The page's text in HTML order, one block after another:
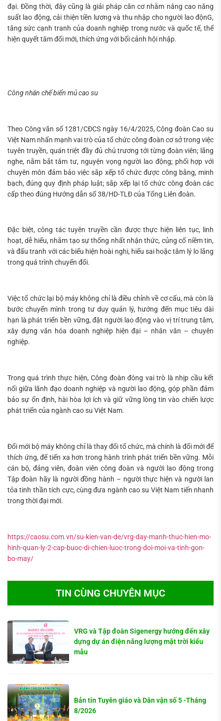
đại. Đồng thời, đây cũng là giải pháp căn cơ nhằm nâng cao năng
suất lao động, cải thiện tiền lương và thu nhập cho người lao độnG,
tăng sức cạnh tranh của doanh nghiệp trong nước và quốc tế, thể
hiện quyết tâm đổi mới, thích ứng với bối cảnh hội nhập.
Công nhân chế biến mủ cao su
Theo Công văn số 1281/CĐCS ngày 16/4/2025, Công đoàn Cao su
Việt Nam nhấn mạnh vai trò của tổ chức công đoàn cơ sở trong việc
tuyên truyền, quán triệt đầy đủ chủ trương tới từng đoàn viên; lắng
nghe, nắm bắt tâm tư, nguyện vọng người lao động; phối hợp với
chuyên môn đảm bảo việc sắp xếp tổ chức được công bằng, minh
bạch, đúng quy định pháp luật; sắp xếp lại tổ chức công đoàn các
cấp theo đúng Hướng dẫn số 38/HD-TLĐ của Tổng Liên đoàn.
Đặc biệt, công tác tuyên truyền cần được thực hiện liên tục, linh
hoạt, dễ hiểu, nhằm tạo sự thống nhất nhận thức, củng cố niềm tin,
và đấu tranh với các biểu hiện hoài nghi, hiểu sai hoặc tâm lý lo lắng
trong quá trình chuyển đổi.
Việc tổ chức lại bộ máy không chỉ là điều chỉnh về cơ cấu, mà còn là
bước chuyển mình trong tư duy quản lý, hướng đến mục tiêu dài
hạn là phát triển bền vững, đặt người lao động vào vị trí trung tâm,
xây dựng văn hóa doanh nghiệp hiện đại – nhân văn – chuyên
nghiệp.
Trong quá trình thực hiện, Công đoàn đóng vai trò là nhịp cầu kết
nối giữa lãnh đạo doanh nghiệp và người lao động, góp phần đảm
bảo sự ổn định, hài hòa lợi ích và giữ vững lòng tin vào chiến lược
phát triển của ngành cao su Việt Nam.
Đổi mới bộ máy không chỉ là thay đổi tổ chức, mà chính là đổi mới để
thích ứng, để tiến xa hơn trong hành trình phát triển bền vững. Mỗi
cán bộ, đảng viên, đoàn viên công đoàn và người lao động trong
Tập đoàn hãy là người đồng hành – người thực hiện và người lan
tỏa tinh thần tích cực, cùng đưa ngành cao su Việt Nam tiến nhanh
trong thời đại mới.
https://caosu.com.vn/su-kien-van-de/vrg-day-manh-thuc-hien-mo-
hinh-quan-ly-2-cap-buoc-di-chien-luoc-trong-doi-moi-va-tinh-gon-
bo-may/
TIN CÙNG CHUYÊN MỤC
VRG và Tập đoàn Sigenergy hướng đến xây
dựng dự án điện năng lượng mặt trời kiểu
mẫu
Bản tin Tuyên giáo và Dân vận số 5 -Tháng
8/2026